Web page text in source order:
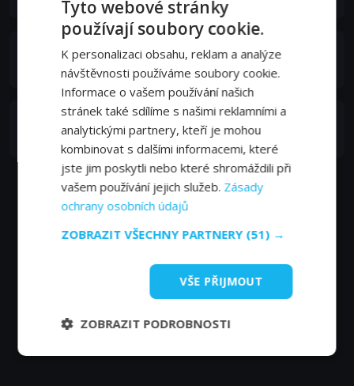
José Garcia
Thomas
Marie Ayissi
Maelys
Tyto webové stránky
používají soubory cookie.
K personalizaci obsahu, reklam a analýze
návštěvnosti používáme soubory cookie.
Informace o vašem používání našich
stránek také sdílíme s našimi reklamními a
analytickými partnery, kteří je mohou
kombinovat s dalšími informacemi, které
jste jim poskytli nebo které shromáždili při
vašem používání jejich služeb. Zásady
ochrany osobních údajů
ZOBRAZIT VŠECHNY PARTNERY (51) →
VŠE PŘIJMOUT
ZOBRAZIT PODROBNOSTI